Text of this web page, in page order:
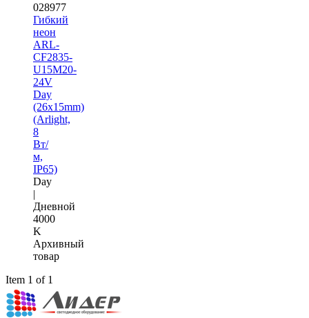
028977
Гибкий
неон
ARL-
CF2835-
U15M20-
24V
Day
(26x15mm)
(Arlight,
8
Вт/
м,
IP65)
Day
|
Дневной
4000
K
Архивный
товар
Item 1 of 1